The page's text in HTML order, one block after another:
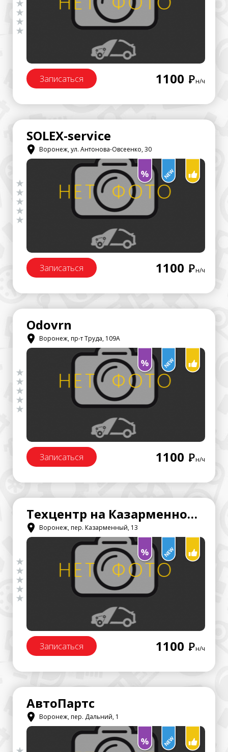
Записаться 1100 Рн/ч
SOLEX-service
Воронеж, ул. Антонова-Овсеенко, 30
Записаться 1100 Рн/ч
Odovrn
Воронеж, пр-т Труда, 109А
Записаться 1100 Рн/ч
Техцентр на Казарменном 13
Воронеж, пер. Казарменный, 13
Записаться 1100 Рн/ч
АвтоПартс
Воронеж, пер. Дальний, 1